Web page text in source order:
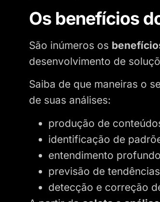
Os benefícios
São inúmeros os
desenvolvimento de
Saiba de que maneiras o
de suas análises:
produção de
identificação de
entendimento
previsão de
detecção e correção